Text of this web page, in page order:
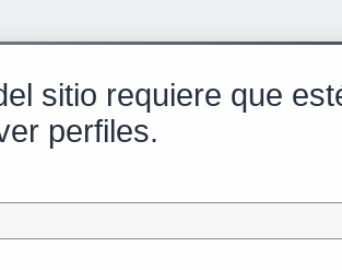
sitio requiere que
perfiles.